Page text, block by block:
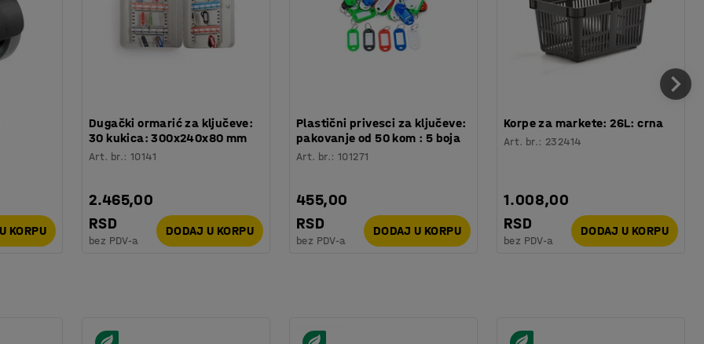
KORPU
Dugački ormarić za ključeve:
30 kukica: 300x240x80 mm
Art. br.:10141
2.465,00
RSD
bez PDV-a
DODAJ U KORPU
Plastični privesci za ključeve:
pakovanje od 50 kom : 5 boja
Art. br.:101271
455,00
RSD
bez PDV-a
DODAJ U KORPU
Korpe za markete: 26L: crna
Art. br.: 232414
1.008,00
RSD
bez PDV-a
DODAJ U KORPU